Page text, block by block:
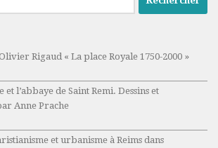
Rigaud « La place Royale 1750-2000 »
et l’abbaye de Saint Remi. Dessins et
Anne Prache
et urbanisme à Reims dans